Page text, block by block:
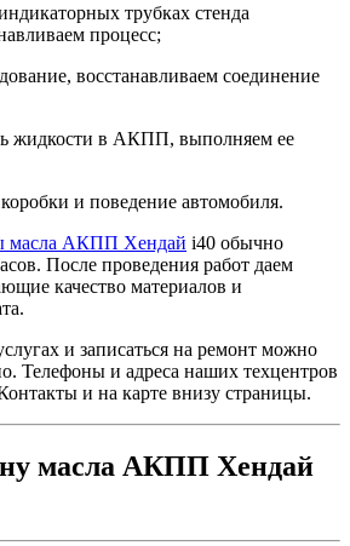
трубках стенда
процесс;
восстанавливаем соединение
жидкости в АКПП, выполняем ее
и поведение автомобиля.
масла АКПП Хендай i40 обычно
После проведения работ даем
качество материалов и
и записаться на ремонт можно
Телефоны и адреса наших техцентров
и на карте внизу страницы.
масла АКПП Хендай